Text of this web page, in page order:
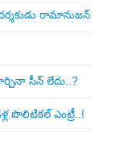
రామానుజన్
సీన్ లేదు..?
పొలిటికల్ ఎంట్రీ..!